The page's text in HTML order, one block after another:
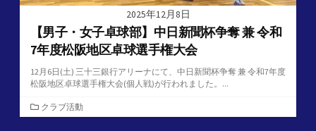
2025年12月8日
【男子・女子卓球部】中日新聞杯争奪 兼 令和
7年度松阪地区卓球選手権大会
12月6日(土) 三十三銀行アリーナにて、中日新聞杯争奪 兼 令和7年度
松阪地区卓球選手権大会(個人戦)が行われました。...
カ
テ
クラブ活動